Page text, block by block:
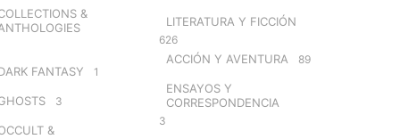
&
FANTASY 1
3
&
LITERATURA Y FICCIÓN
626
ACCIÓN Y AVENTURA 89
ENSAYOS Y
CORRESPONDENCIA
3